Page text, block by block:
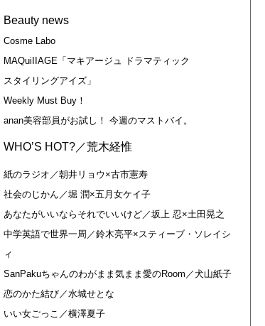
Beauty news
Cosme Labo
MAQuiIIAGE「マキアージュ ドラマティック
スタイリングアイズ」
Weekly Must Buy！
anan美容部員がお試し！ 今週のマストバイ。
WHO’S HOT?／荒木経惟
紙のラジオ／朝井リョウ×古市憲寿
社会のじかん／堀 潤×五月女ケイ子
あなたがいいならそれでいいけど／坂上 忍×土田晃之
中学英語で世界一周／鈴木亮平×スティーブ・ソレイシ
ィ
SanPakuちゃんのわがまま気まま愛のRoom／犬山紙子
恋のかた結び／水城せとな
いい女ごっこ／横澤夏子